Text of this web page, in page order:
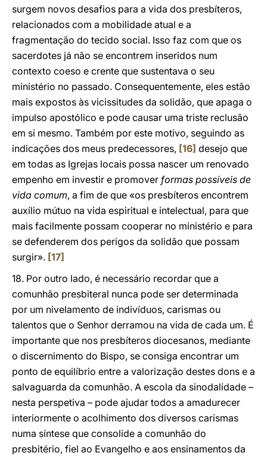
surgem novos desafios para a vida dos presbíteros,
relacionados com a mobilidade atual e a
fragmentação do tecido social. Isso faz com que os
sacerdotes já não se encontrem inseridos num
contexto coeso e crente que sustentava o seu
ministério no passado. Consequentemente, eles estão
mais expostos às vicissitudes da solidão, que apaga o
impulso apostólico e pode causar uma triste reclusão
em si mesmo. Também por este motivo, seguindo as
indicações dos meus predecessores, [16] desejo que
em todas as Igrejas locais possa nascer um renovado
empenho em investir e promover formas possíveis de
vida comum, a fim de que «os presbíteros encontrem
auxílio mútuo na vida espiritual e intelectual, para que
mais facilmente possam cooperar no ministério e para
se defenderem dos perigos da solidão que possam
surgir». [17]
18. Por outro lado, é necessário recordar que a
comunhão presbiteral nunca pode ser determinada
por um nivelamento de indivíduos, carismas ou
talentos que o Senhor derramou na vida de cada um. É
importante que nos presbíteros diocesanos, mediante
o discernimento do Bispo, se consiga encontrar um
ponto de equilíbrio entre a valorização destes dons e a
salvaguarda da comunhão. A escola da sinodalidade –
nesta perspetiva – pode ajudar todos a amadurecer
interiormente o acolhimento dos diversos carismas
numa síntese que consolide a comunhão do
presbitério, fiel ao Evangelho e aos ensinamentos da